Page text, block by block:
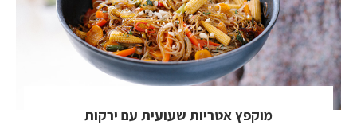
מוקפץ אטריות שעועית עם ירקות